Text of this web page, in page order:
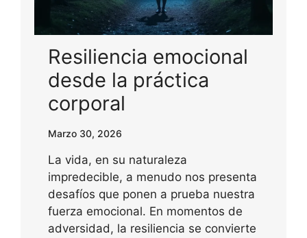
Resiliencia emocional
desde la práctica
corporal
Marzo 30, 2026
La vida, en su naturaleza
impredecible, a menudo nos presenta
desafíos que ponen a prueba nuestra
fuerza emocional. En momentos de
adversidad, la resiliencia se convierte